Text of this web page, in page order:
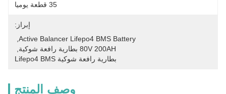
35 قطعة يوميا
إبراز:
Active Balancer Lifepo4 BMS Battery
80V 200AH بطارية رافعة شوكية
بطارية رافعة شوكية Lifepo4 BMS
وصف المنتج